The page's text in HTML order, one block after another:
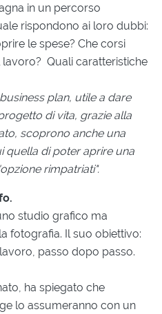
in un percorso
rispondono ai loro dubbi:
le spese? Che corsi
Quali caratteristiche
plan, utile a dare
di vita, grazie alla
scoprono anche una
quella di poter aprire una
rimpatriati".
studio grafico ma
fotografia. Il suo obiettivo:
passo dopo passo.
ha spiegato che
lo assumeranno con un